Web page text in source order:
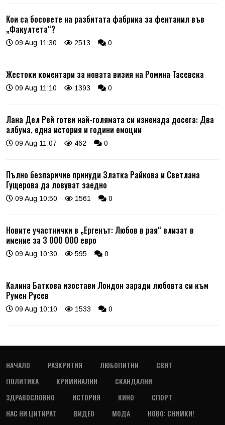
Кои са босовете на разбитата фабрика за фентанил във
„Факултета“?
09 Aug 11:30 2513 0
Жестоки коментари за новата визия на Ромина Тасевска
09 Aug 11:10 1393 0
Лана Дел Рей готви най-голямата си изненада досега: Два
албума, една история и години емоции
09 Aug 11:07 462 0
Пълно безпаричие принуди Златка Райкова и Светлана
Гущерова да ловуват заедно
09 Aug 10:50 1561 0
Новите участнички в „Ергенът: Любов в рая“ влизат в
имение за 3 000 000 евро
09 Aug 10:30 595 0
Калина Баткова изостави Лондон заради любовта си към
Румен Русев
09 Aug 10:10 1533 0
НАЧАЛО РАЗКРИТИЯ ЛЮБОПИТНИ
СВЯТ
ПОЛИТИКА
КРИМИНАЛНИ
СКАНДАЛНИ
ЗДРАВОСЛОВНО
ИСТОРИЯ КИНО
СПОРТ
НАС НИ ЦИТИРАТ
ВИДЕО МОДА
НОВО: СНИМКИ!